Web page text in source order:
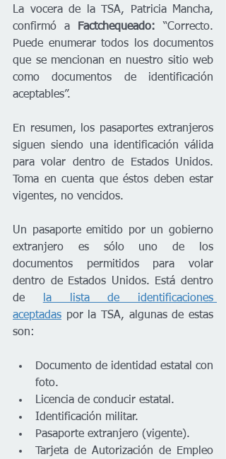
La vocera de la TSA, Patricia Mancha,
confirmó a Factchequeado: “Correcto.
Puede enumerar todos los documentos
que se mencionan en nuestro sitio web
como documentos de identificación
aceptables”.
En resumen, los pasaportes extranjeros
siguen siendo una identificación válida
para volar dentro de Estados Unidos.
Toma en cuenta que éstos deben estar
vigentes, no vencidos.
Un pasaporte emitido por un gobierno
extranjero es sólo uno de los
documentos permitidos para volar
dentro de Estados Unidos. Está dentro
de la lista de identificaciones
aceptadas por la TSA, algunas de estas
son:
Documento de identidad estatal con
foto.
Licencia de conducir estatal.
Identificación militar.
Pasaporte extranjero (vigente).
Tarjeta de Autorización de Empleo